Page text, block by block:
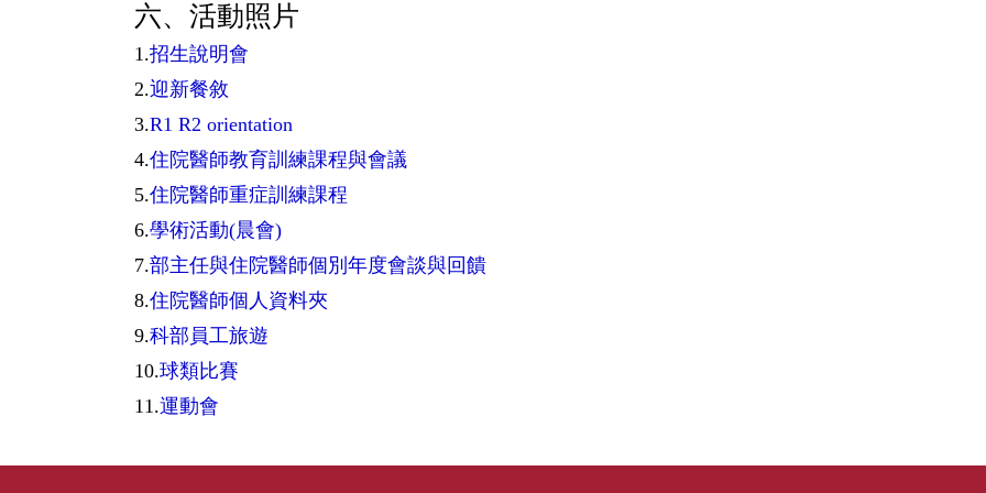
六、活動照片
1.招生說明會
2.迎新餐敘
3.R1 R2 orientation
4.住院醫師教育訓練課程與會議
5.住院醫師重症訓練課程
6.學術活動(晨會)
7.部主任與住院醫師個別年度會談與回饋
8.住院醫師個人資料夾
9.科部員工旅遊
10.球類比賽
11.運動會